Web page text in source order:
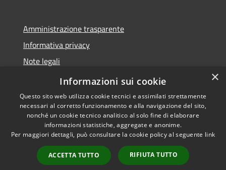
Amministrazione trasparente
Informativa privacy
Note legali
Dichiarazione di accessibilità
Accessibilità
Copyright © 2026 • Comune di
Sant'Angelo del Pesco •
Powered byMunicipium
Accesso redazione
×
Informazioni sui cookie
Questo sito web utilizza cookie tecnici e assimilati strettamente
necessari al corretto funzionamento e alla navigazione del sito,
nonché un cookie tecnico analitico al solo fine di elaborare
informazioni statistiche, aggregate e anonime.
Per maggiori dettagli, può consultare la cookie policy al seguente link
ACCETTA TUTTO RIFIUTA TUTTO